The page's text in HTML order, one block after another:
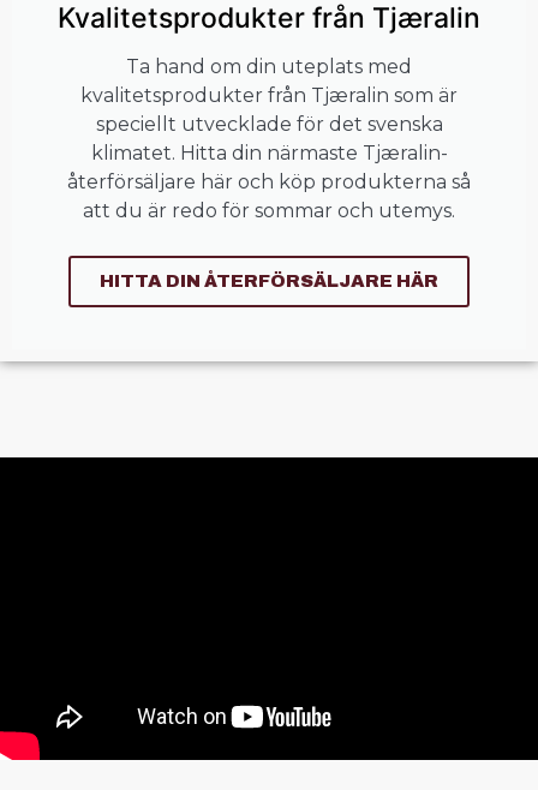
Kvalitetsprodukter från Tjæralin
Ta hand om din uteplats med
kvalitetsprodukter från Tjæralin som är
speciellt utvecklade för det svenska
klimatet. Hitta din närmaste Tjæralin-
återförsäljare här och köp produkterna så
att du är redo för sommar och utemys.
HITTA DIN ÅTERFÖRSÄLJARE HÄR